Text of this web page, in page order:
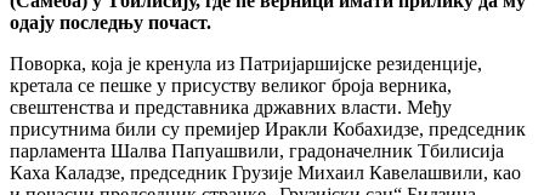
одају последњу почаст.
Поворка, која је кренула из Патријаршијске резиденције,
кретала се пешке у присуству великог броја верника,
свештенства и представника државних власти. Међу
присутнима били су премијер Иракли Кобахидзе, председник
парламента Шалва Папуашвили, градоначелник Тбилисија
Каха Каладзе, председник Грузије Михаил Кавелашвили, као